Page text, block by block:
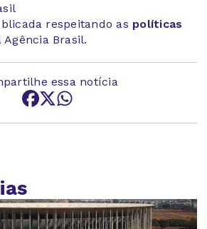
respeitando as políticas
Agência Brasil.
essa notícia